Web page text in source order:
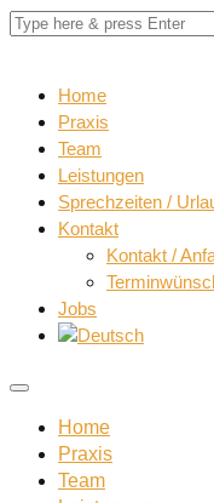
Home
Praxis
Team
Leistungen
Sprechzeiten /
Kontakt
Kontakt /
Jobs
Home
Praxis
Team